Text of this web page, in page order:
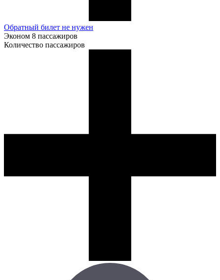
Обратный билет не нужен
Эконом 8 пассажиров
Количество пассажиров